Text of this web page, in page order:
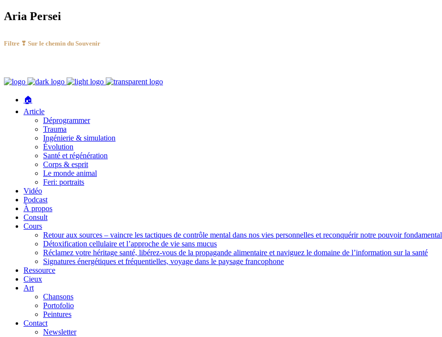
Aria Persei
Filtre ❣ Sur le chemin du Souvenir
🏠
Article
Déprogrammer
Trauma
Ingénierie & simulation
Évolution
Santé et régénération
Corps & esprit
Le monde animal
Feri: portraits
Vidéo
Podcast
À propos
Consult
Cours
Retour aux sources – vaincre les tactiques de contrôle mental dans nos vies personnelles et reconquérir notre pouvoir fondamental
Détoxification cellulaire et l’approche de vie sans mucus
Réclamez votre héritage santé, libérez-vous de la propagande alimentaire et naviguez le domaine de l’information sur la santé
Signatures énergétiques et fréquentielles, voyage dans le paysage francophone
Ressource
Cieux
Art
Chansons
Portofolio
Peintures
Contact
Newsletter